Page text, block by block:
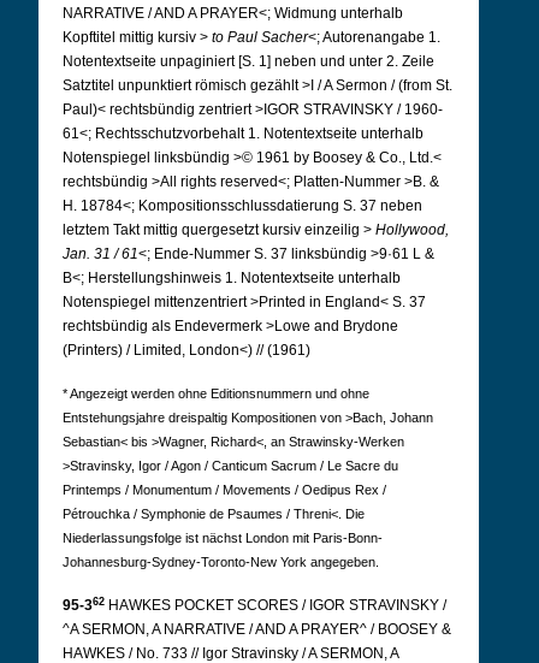
NARRATIVE / AND A PRAYER<; Widmung unterhalb
Kopftitel mittig kursiv > to Paul Sacher<; Autorenangabe 1.
Notentextseite unpaginiert [S. 1] neben und unter 2. Zeile
Satztitel unpunktiert römisch gezählt >I /A Sermon / (from St.
Paul)< rechtsbündig zentriert >IGOR STRAVINSKY / 1960-
61<; Rechtsschutzvorbehalt 1. Notentextseite unterhalb
Notenspiegel linksbündig >© 1961 by Boosey & Co., Ltd.<
rechtsbündig >All rights reserved<; Platten-Nummer >B. &
H. 18784<; Kompositionsschlussdatierung S. 37 neben
letztem Takt mittig quergesetzt kursiv einzeilig > Hollywood,
Jan. 31 / 61<; Ende-Nummer S. 37 linksbündig >9·61 L &
B<; Herstellungshinweis 1. Notentextseite unterhalb
Notenspiegel mittenzentriert >Printed in England< S. 37
rechtsbündig als Endevermerk >Lowe and Brydone
(Printers) / Limited, London<) // (1961)
* Angezeigt werden ohne Editionsnummern und ohne
Entstehungsjahre dreispaltig Kompositionen von >Bach, Johann
Sebastian< bis >Wagner, Richard<, an Strawinsky-Werken
>Stravinsky, Igor / Agon / Canticum Sacrum / Le Sacre du
Printemps / Monumentum / Movements / Oedipus Rex /
Pétrouchka / Symphonie de Psaumes / Threni<. Die
Niederlassungsfolge ist nächst London mit Paris-Bonn-
Johannesburg-Sydney-Toronto-New York angegeben.
95-362 HAWKES POCKET SCORES / IGOR STRAVINSKY /
^A SERMON, A NARRATIVE / AND A PRAYER^ / BOOSEY &
HAWKES / No. 733 // Igor Stravinsky / A SERMON, A